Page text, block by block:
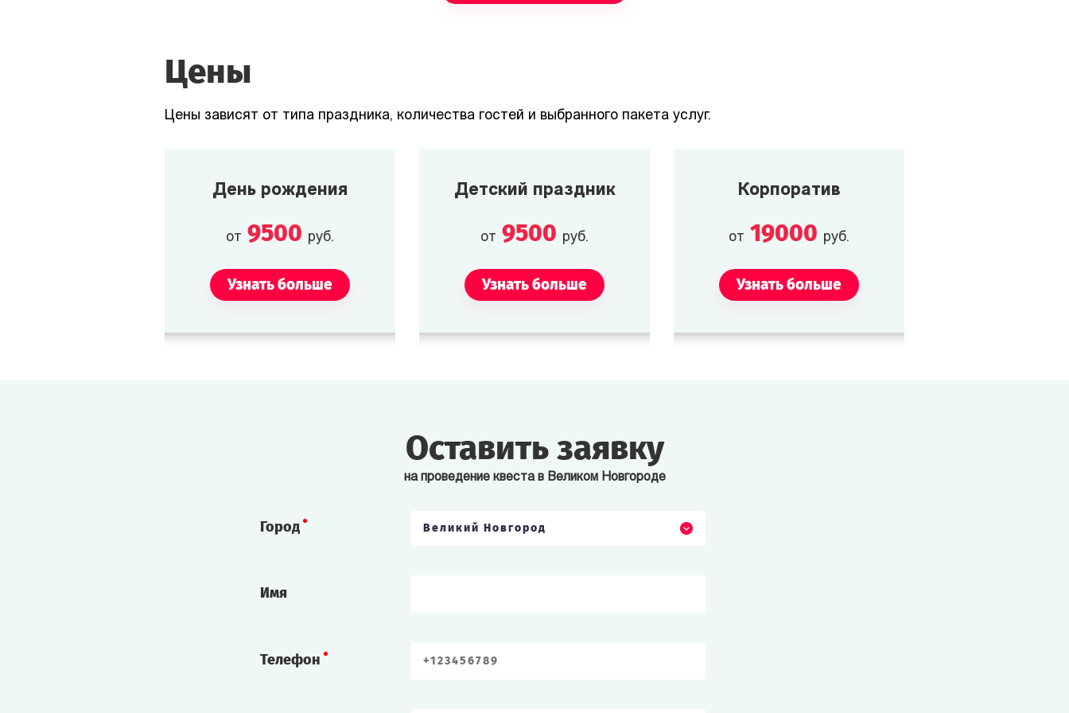
Цены
Цены зависят от типа праздника, количества гостей и выбранного пакета услуг.
День рождения
от 9500 руб.
Узнать больше
Детский праздник
от 9500 руб.
Узнать больше
Корпоратив
от 19000 руб.
Узнать больше
Оставить заявку
на проведение квеста в Великом Новгороде
Город Великий Новгород
Имя
Телефон